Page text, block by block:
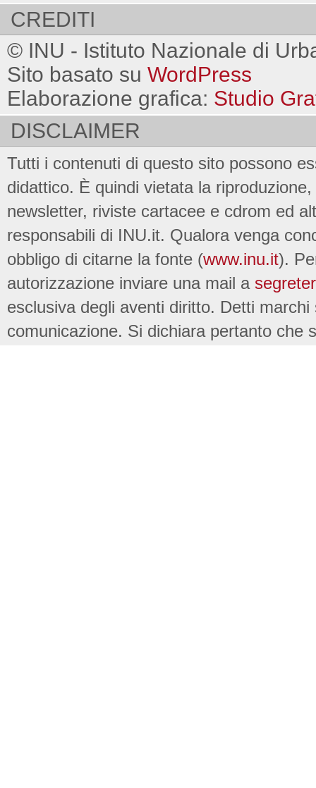
CREDITI
© INU - Istituto Nazionale di
Sito basato su WordPress
Elaborazione grafica: Studio
DISCLAIMER
Tutti i contenuti di questo sito possono
didattico. È quindi vietata la
newsletter, riviste cartacee e cdrom ed
responsabili di INU.it. Qualora venga
obbligo di citarne la fonte (www.inu.it).
autorizzazione inviare una mail a
esclusiva degli aventi diritto. Detti
comunicazione. Si dichiara pertanto che